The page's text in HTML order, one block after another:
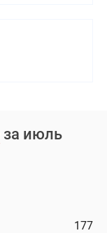
за июль
177